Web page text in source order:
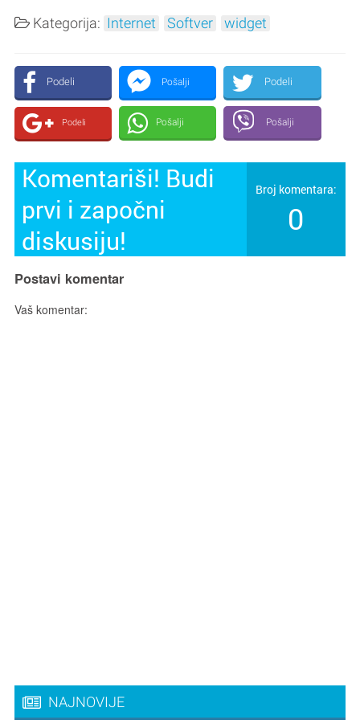
Kategorija: Internet Softver widget
Podeli Pošalji Podeli
Podeli Pošalji Pošalji
Komentariši! Budi
prvi i započni
diskusiju!
Broj komentara:
0
Postavi komentar
Vaš komentar:
NAJNOVIJE